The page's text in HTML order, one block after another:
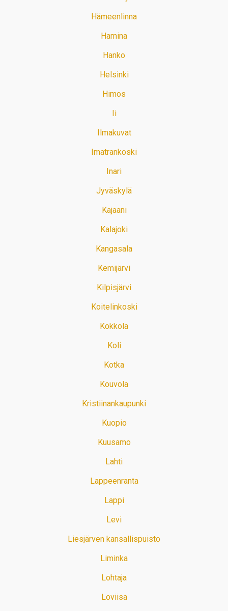
Hämeenlinna
Hamina
Hanko
Helsinki
Himos
Ii
Ilmakuvat
Imatrankoski
Inari
Jyväskylä
Kajaani
Kalajoki
Kangasala
Kemijärvi
Kilpisjärvi
Koitelinkoski
Kokkola
Koli
Kotka
Kouvola
Kristiinankaupunki
Kuopio
Kuusamo
Lahti
Lappeenranta
Lappi
Levi
Liesjärven kansallispuisto
Liminka
Lohtaja
Loviisa